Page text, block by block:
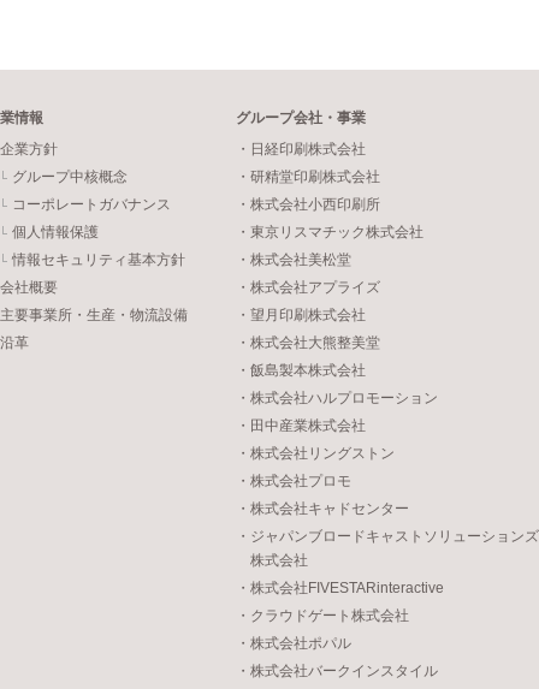
情報
業方針
グループ中核概念
コーポレートガバナンス
個人情報保護
情報セキュリティ基本方針
社概要
要事業所・生産・物流設備
革
グループ会社・事業
・日経印刷株式会社
・研精堂印刷株式会社
・株式会社小西印刷所
・東京リスマチック株式会社
・株式会社美松堂
・株式会社アプライズ
・望月印刷株式会社
・株式会社大熊整美堂
・飯島製本株式会社
・株式会社ハルプロモーション
・田中産業株式会社
・株式会社リングストン
・株式会社プロモ
・株式会社キャドセンター
・ジャパンブロードキャストソリューションズ
株式会社
・株式会社FIVESTARinteractive
・クラウドゲート株式会社
・株式会社ポパル
・株式会社バークインスタイル